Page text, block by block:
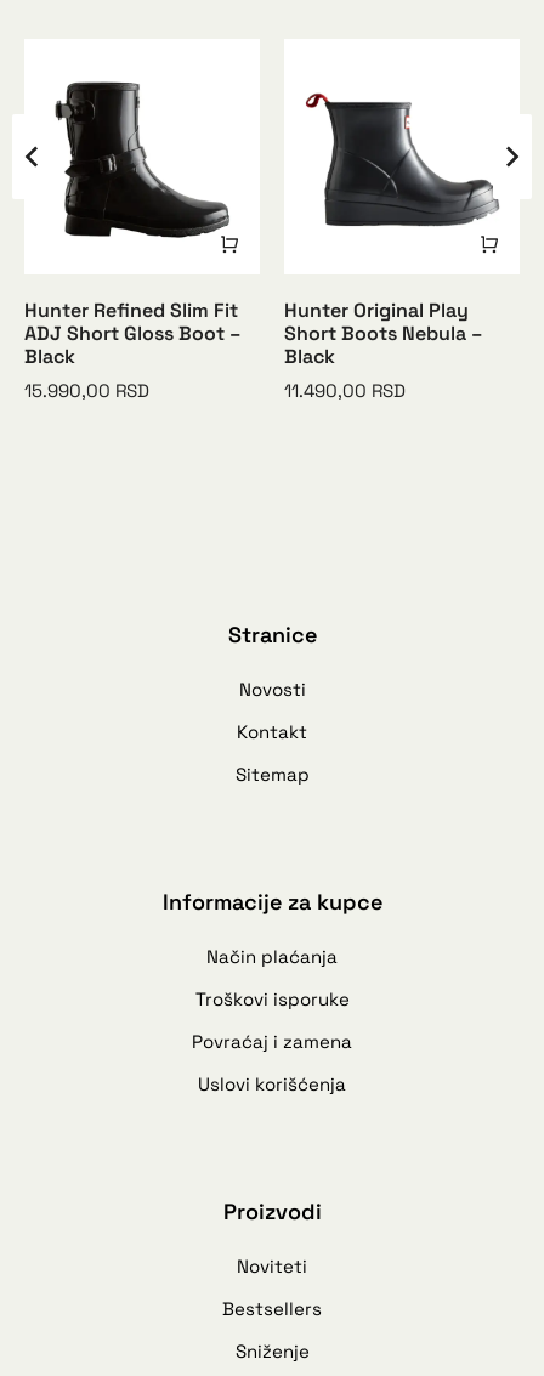
Hunter Refined Slim Fit
ADJ Short Gloss Boot –
Black
15.990,00 RSD
Hunter Original Play
Short Boots Nebula –
Black
11.490,00 RSD
Stranice
Novosti
Kontakt
Sitemap
Informacije za kupce
Način plaćanja
Troškovi isporuke
Povraćaj i zamena
Uslovi korišćenja
Proizvodi
Noviteti
Bestsellers
Sniženje